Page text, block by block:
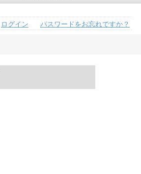
ログイン パスワードをお忘れですか？